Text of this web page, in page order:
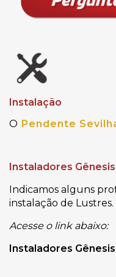
Instalação
O Pendente
Instaladores Gênesis
Indicamos alguns
instalação de Lustres.
Acesse o link abaixo:
Instaladores Gênesis